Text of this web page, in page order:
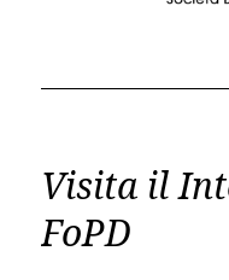
Visita il
FoPD